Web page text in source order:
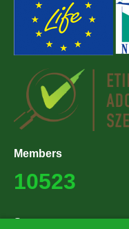
Members
10523
Supporters